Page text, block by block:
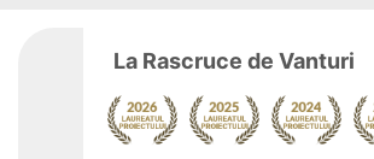
La Rascruce de Vanturi